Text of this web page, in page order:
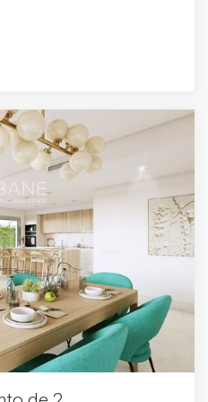
ubicado cerca
residencial Mare, este
mezcla de confort,
y la funcionalidad.
elegantemente
calidad y una
de estar de planta abierta
bien equipada, creando
o la relajación.
dos baños, cada uno
con accesorios
El apartamento también
de 42 metros cuadrados,
mediterráneo y saborear
el paisaje circundante.
New Alcantara de Marbella,
acceso a una gran cantidad
prístinas, vibrantes
de golf de clase
Autopista del Mediterráneo